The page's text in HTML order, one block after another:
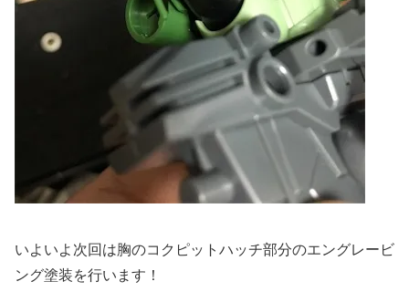
いよいよ次回は胸のコクピットハッチ部分のエングレービ
ング塗装を行います！